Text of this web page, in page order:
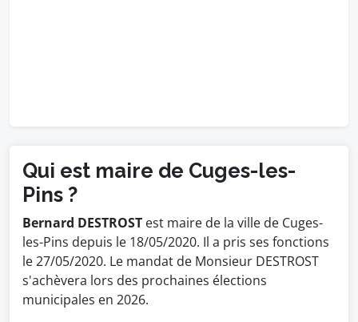
Qui est maire de Cuges-les-
Pins ?
Bernard DESTROST est maire de la ville de Cuges-
les-Pins depuis le 18/05/2020. Il a pris ses fonctions
le 27/05/2020. Le mandat de Monsieur DESTROST
s'achèvera lors des prochaines élections
municipales en 2026.